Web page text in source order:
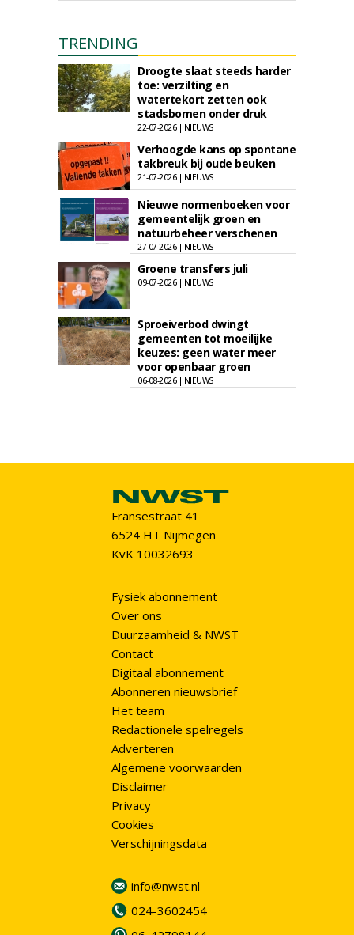
TRENDING
Droogte slaat steeds harder
toe: verzilting en
watertekort zetten ook
stadsbomen onder druk
22-07-2026 | NIEUWS
Verhoogde kans op spontane
takbreuk bij oude beuken
21-07-2026 | NIEUWS
Nieuwe normenboeken voor
gemeentelijk groen en
natuurbeheer verschenen
27-07-2026 | NIEUWS
Groene transfers juli
09-07-2026 | NIEUWS
Sproeiverbod dwingt
gemeenten tot moeilijke
keuzes: geen water meer
voor openbaar groen
06-08-2026 | NIEUWS
Fransestraat 41
6524 HT Nijmegen
KvK 10032693
Fysiek abonnement
Over ons
Duurzaamheid & NWST
Contact
Digitaal abonnement
Abonneren nieuwsbrief
Het team
Redactionele spelregels
Adverteren
Algemene voorwaarden
Disclaimer
Privacy
Cookies
Verschijningsdata
info@nwst.nl
024-3602454